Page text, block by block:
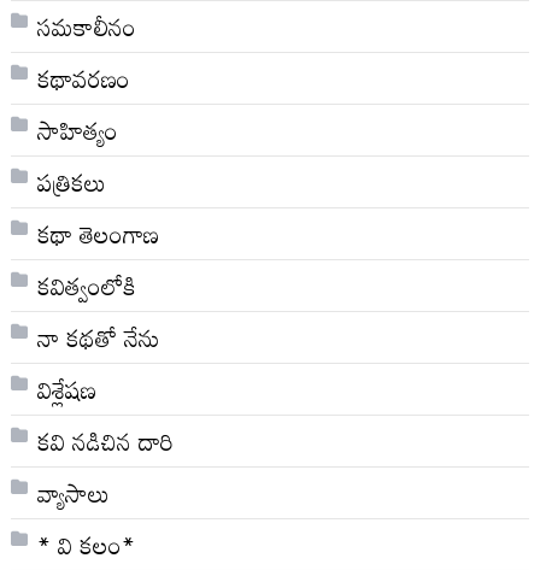
సమకాలీనం
కథావరణం
సాహిత్యం
పత్రికలు
కథా తెలంగాణ
కవిత్వంలోకి
నా క‌థ‌తో నేను
విశ్లేషణ
కవి నడిచిన దారి
వ్యాసాలు
* వి క‌లం*